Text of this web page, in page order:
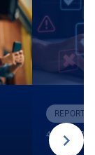
REPORT /
4DECEMBER